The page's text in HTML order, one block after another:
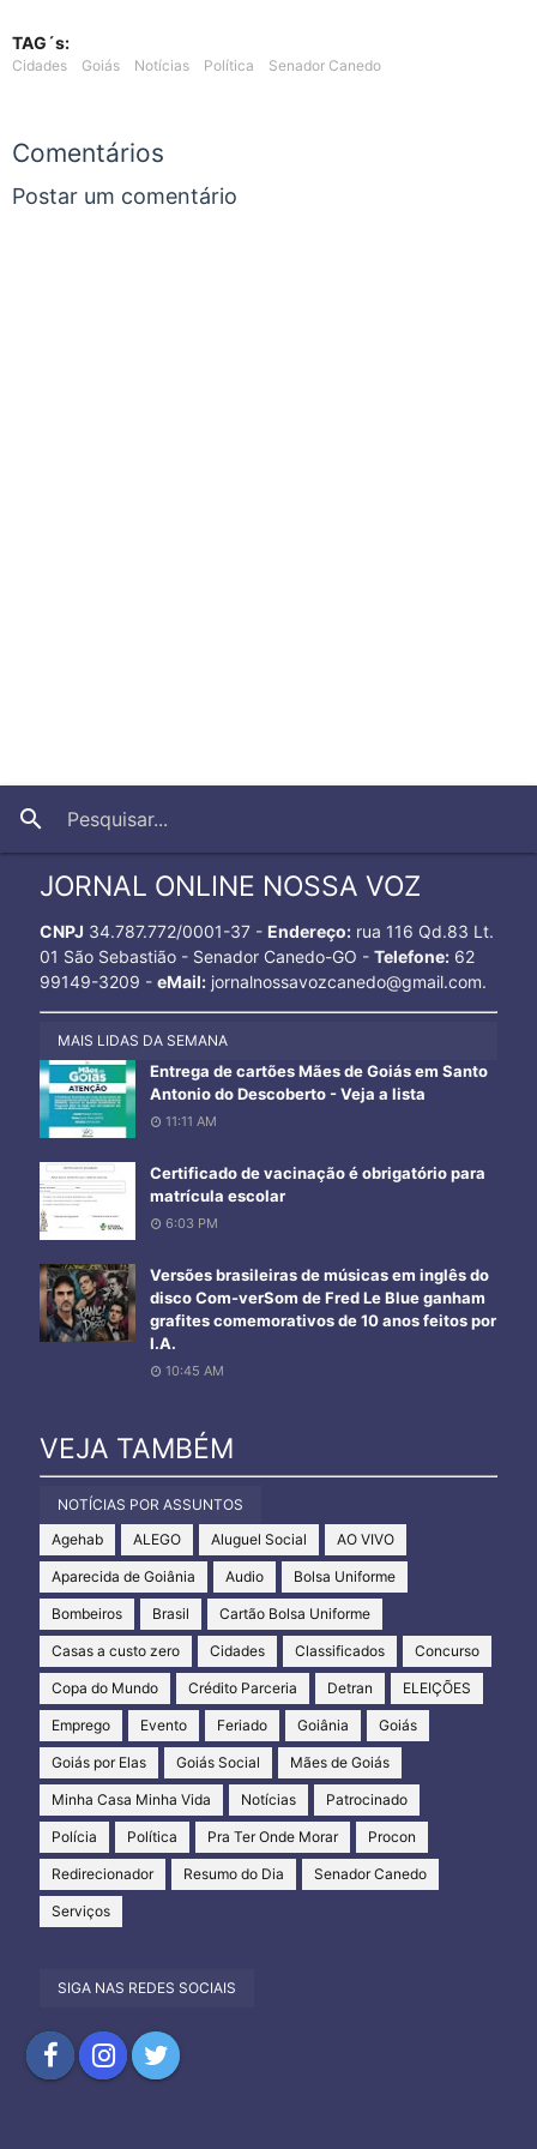
TAG´s:
Cidades Goiás Notícias Política Senador Canedo
Comentários
Postar um comentário
search
JORNAL ONLINE NOSSA VOZ
CNPJ 34.787.772/0001-37 - Endereço:rua 116 Qd.83 Lt.
01 São Sebastião - Senador Canedo-GO - Telefone:62
99149-3209 - eMail:jornalnossavozcanedo@gmail.com.
MAIS LIDAS DA SEMANA
Entrega de cartões Mães de Goiás em Santo
Antonio do Descoberto - Veja a lista
11:11 AM
Certificado de vacinação é obrigatório para
matrícula escolar
6:03 PM
Versões brasileiras de músicas em inglês do
disco Com-verSom de Fred Le Blue ganham
grafites comemorativos de 10 anos feitos por
I.A.
10:45 AM
VEJA TAMBÉM
NOTÍCIAS POR ASSUNTOS
Agehab
ALEGO Aluguel Social AO VIVO
Aparecida de Goiânia Audio Bolsa Uniforme
Bombeiros Brasil Cartão Bolsa Uniforme
Casas a custo zero Cidades Classificados Concurso
Copa do Mundo Crédito Parceria Detran ELEIÇÕES
Emprego Evento Feriado Goiânia Goiás
Goiás por Elas Goiás Social Mães de Goiás
Minha Casa Minha Vida Notícias Patrocinado
Polícia Política Pra Ter Onde Morar Procon
Redirecionador Resumo do Dia Senador Canedo
Serviços
SIGA NAS REDES SOCIAIS